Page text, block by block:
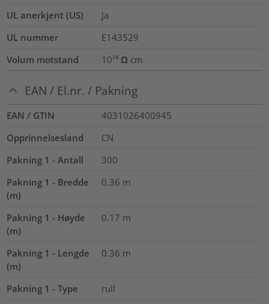
UL anerkjent (US)
Ja
UL nummer
E143529
Volum motstand
10¹⁴ Ω cm
EAN / El.nr. / Pakning
EAN / GTIN
4031026400945
Opprinnelsesland
CN
Pakning 1 - Antall
300
Pakning 1 - Bredde
(m)
0.36 m
Pakning 1 - Høyde
(m)
0.17 m
Pakning 1 - Lengde
(m)
0.36 m
Pakning 1 - Type
rull